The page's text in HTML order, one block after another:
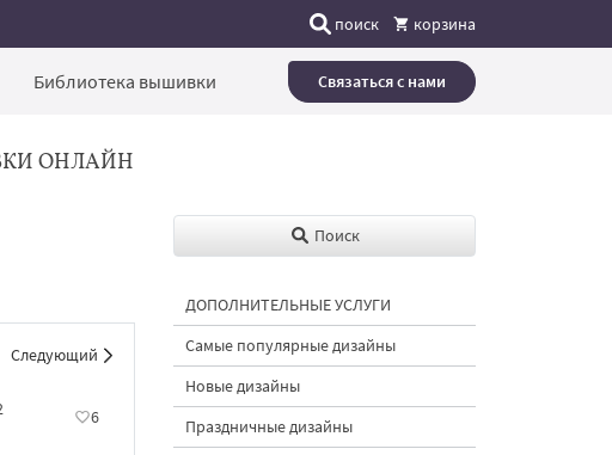
поиск корзина
Библиотека вышивки Связаться с нами
ОНЛАЙН
Следующий
6
Поиск
ДОПОЛНИТЕЛЬНЫЕ УСЛУГИ
Самые популярные дизайны
Новые дизайны
Праздничные дизайны